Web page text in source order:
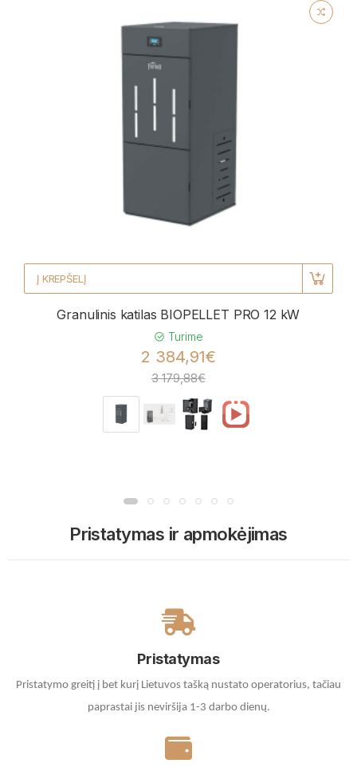
Į KREPŠELĮ
Granulinis katilas BIOPELLET PRO 12 kW
Turime
2 384,91€
3 179,88€
Pristatymas ir apmokėjimas
Pristatymas
Pristatymo greitį į bet kurį Lietuvos tašką nustato operatorius, tačiau
paprastai jis neviršija 1-3 darbo dienų.